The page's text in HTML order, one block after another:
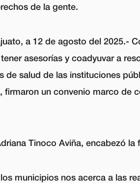
de la gente.
a 12 de agosto del 2025.-
asesorías y coadyuvar a
de salud de las instituciones
firmaron un convenio marco
Tinoco Aviña, encabezó
municipios nos acerca a las